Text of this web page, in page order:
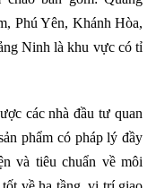
Phú Yên, Khánh Hòa,
Ninh là khu vực có tỉ
các nhà đầu tư quan
phẩm có pháp lý đầy
và tiêu chuẩn về môi